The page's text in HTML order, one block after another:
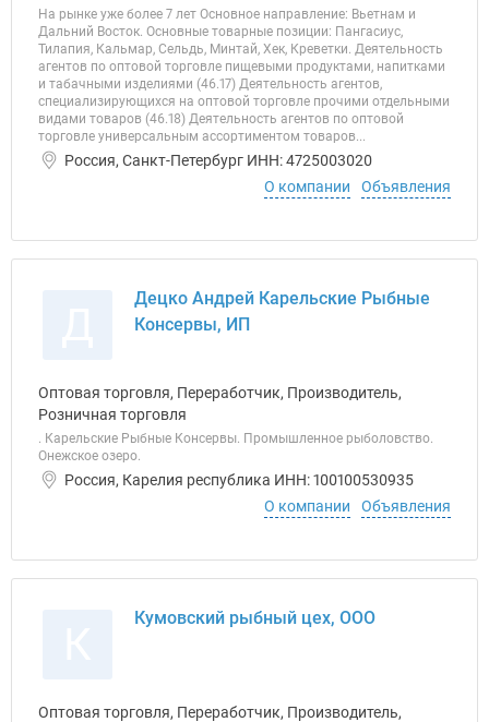
На рынке уже более 7 лет Основное направление: Вьетнам и
Дальний Восток. Основные товарные позиции: Пангасиус,
Тилапия, Кальмар, Сельдь, Минтай, Хек, Креветки. Деятельность
агентов по оптовой торговле пищевыми продуктами, напитками
и табачными изделиями (46.17) Деятельность агентов,
специализирующихся на оптовой торговле прочими отдельными
видами товаров (46.18) Деятельность агентов по оптовой
торговле универсальным ассортиментом товаров...
Россия, Санкт-Петербург ИНН: 4725003020
О компании
Объявления
Децко Андрей Карельские Рыбные
Консервы, ИП
Оптовая торговля, Переработчик, Производитель,
Розничная торговля
. Карельские Рыбные Консервы. Промышленное рыболовство.
Онежское озеро.
Россия, Карелия республика ИНН: 100100530935
О компании
Объявления
Кумовский рыбный цех, ООО
Оптовая торговля, Переработчик, Производитель,